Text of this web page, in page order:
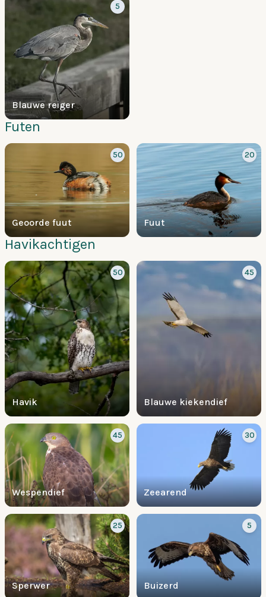
Blauwe reiger
5
Futen
Geoorde fuut
50
Fuut
20
Havikachtigen
Havik
50
Blauwe kiekendief
45
Wespendief
45
Zeearend
30
Sperwer
25
Buizerd
5